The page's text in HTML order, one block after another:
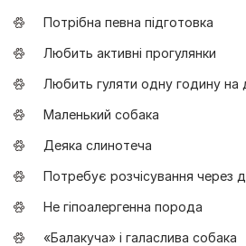
Потрібна певна підготовка
Любить активні прогулянки
Любить гуляти одну годину на
Маленький собака
Деяка слинотеча
Потребує розчісування через
Не гіпоалергенна порода
«Балакуча» і галаслива собака